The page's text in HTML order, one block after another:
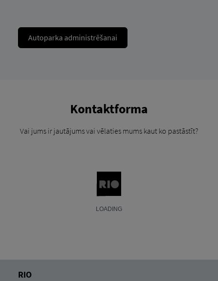
Autoparka administrēšanai
Kontaktforma
Vai jums ir jautājums vai vēlaties mums kaut ko pastāstīt?
RIO